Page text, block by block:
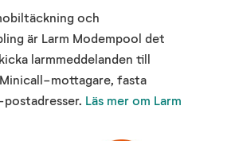
och
är Larm Modempool det
larmmeddelanden till
mottagare, fasta
Läs mer om Larm